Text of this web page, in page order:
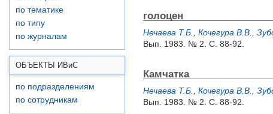
по тематике
по типу
по журналам
ОБЪЕКТЫ ИВиС
по подразделениям
по сотрудникам
голоцен
Нечаева Т.Б. Кочегура В.В.
Вып. 1983. № 2. С. 88-92.
Камчатка
Нечаева Т.Б. Кочегура В.В.
Вып. 1983. № 2. С. 88-92.